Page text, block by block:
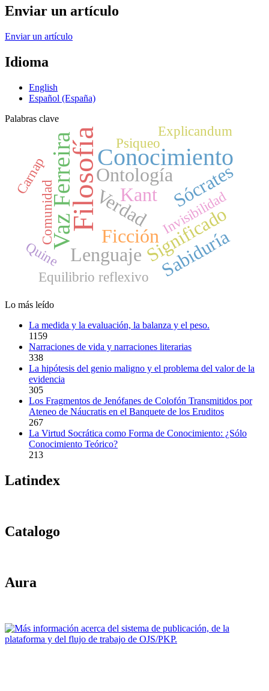
Enviar un artículo
Enviar un artículo
Idioma
English
Español (España)
Palabras clave
FilosofíaConocimiento
Vaz Ferreira Ontología
Kant Sócrates
Verdad
FicciónSignificado
Lenguaje Sabiduría
Invisibilidad
Equilibrio reflexivo
Comunidad
Carnap
Psiqueo
Quine
Explicandum
Lo más leído
La medida y la evaluación, la balanza y el peso.
1159
Narraciones de vida y narraciones literarias
338
La hipótesis del genio maligno y el problema del valor de la
evidencia
305
Los Fragmentos de Jenófanes de Colofón Transmitidos por
Ateneo de Náucratis en el Banquete de los Eruditos
267
La Virtud Socrática como Forma de Conocimiento: ¿Sólo
Conocimiento Teórico?
213
Latindex
Catalogo
Aura